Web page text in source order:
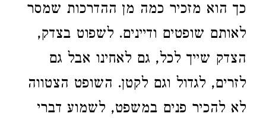
כך הוא מזכיר כמה מן ההדרכות שמסר
לאותם שופטים ודיינים. לשפוט בצדק,
הצדק שייך לכל, גם לאחינו אבל גם
לזרים, לגדול וגם לקטן. השופט הצטווה
לא להכיר פנים במשפט, לשמוע דברי